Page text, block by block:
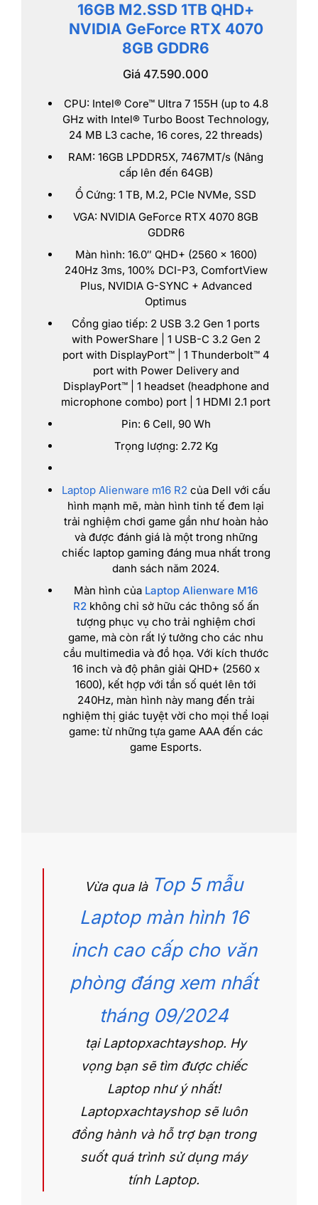
16GB M2.SSD 1TB QHD+
NVIDIA GeForce RTX 4070
8GB GDDR6
Giá 47.590.000
CPU: Intel® Core™ Ultra 7 155H (up to 4.8
GHz with Intel® Turbo Boost Technology,
24 MB L3 cache, 16 cores, 22 threads)
RAM: 16GB LPDDR5X, 7467MT/s (Nâng
cấp lên đến 64GB)
Ổ Cứng: 1 TB, M.2, PCIe NVMe, SSD
VGA: NVIDIA GeForce RTX 4070 8GB
GDDR6
Màn hình: 16.0″ QHD+ (2560 x 1600)
240Hz 3ms, 100% DCI-P3, ComfortView
Plus, NVIDIA G-SYNC + Advanced
Optimus
Cổng giao tiếp: 2 USB 3.2 Gen 1 ports
with PowerShare | 1 USB-C 3.2 Gen 2
port with DisplayPort™ | 1 Thunderbolt™ 4
port with Power Delivery and
DisplayPort™ | 1 headset (headphone and
microphone combo) port | 1 HDMI 2.1 port
Pin: 6 Cell, 90 Wh
Trọng lượng: 2.72 Kg
Laptop Alienware m16 R2 của Dell với cấu
hình mạnh mẽ, màn hình tinh tế đem lại
trải nghiệm chơi game gần như hoàn hảo
và được đánh giá là một trong những
chiếc laptop gaming đáng mua nhất trong
danh sách năm 2024.
Màn hình của Laptop Alienware M16
R2 không chỉ sở hữu các thông số ấn
tượng phục vụ cho trải nghiệm chơi
game, mà còn rất lý tưởng cho các nhu
cầu multimedia và đồ họa. Với kích thước
16 inch và độ phân giải QHD+ (2560 x
1600), kết hợp với tần số quét lên tới
240Hz, màn hình này mang đến trải
nghiệm thị giác tuyệt vời cho mọi thể loại
game: từ những tựa game AAA đến các
game Esports.
Vừa qua là Top 5 mẫu
Laptop màn hình 16
inch cao cấp cho văn
phòng đáng xem nhất
tháng 09/2024
tại Laptopxachtayshop. Hy
vọng bạn sẽ tìm được chiếc
Laptop như ý nhất!
Laptopxachtayshop sẽ luôn
đồng hành và hỗ trợ bạn trong
suốt quá trình sử dụng máy
tính Laptop.